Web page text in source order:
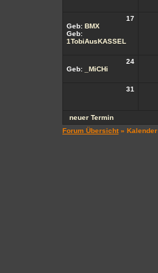
17
Geb: BMX
Geb:
1TobiAusKASSEL
24
Geb:
_MiCHi
31
neuer Termin
Forum Übersicht» Kalender